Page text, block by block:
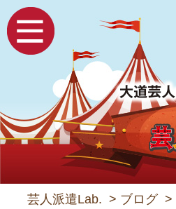
芸人派遣Lab. > ブログ >